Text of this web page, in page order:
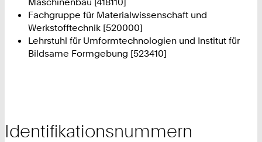
Fachgruppe für Materialwissenschaft und
Werkstofftechnik [520000]
Lehrstuhl für Umformtechnologien und Institut für
Bildsame Formgebung [523410]
Identifikationsnummern